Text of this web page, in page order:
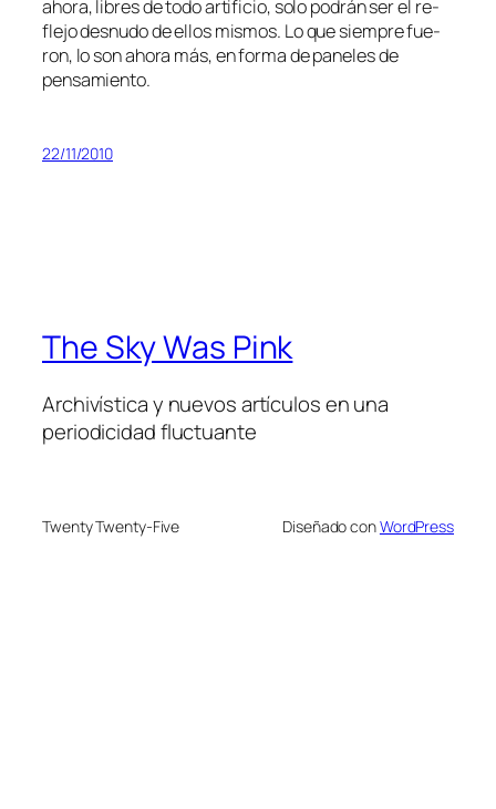
aho­ra, li­bres de to­do ar­ti­fi­cio, so­lo po­drán ser el re­
fle­jo des­nu­do de ellos mis­mos. Lo que siem­pre fue­
ron, lo son aho­ra más, en for­ma de pa­ne­les de
pensamiento.
22/11/2010
The Sky Was Pink
Archivística y nuevos artículos en una
periodicidad fluctuante
Twenty Twenty-Five Diseñado conWordPress